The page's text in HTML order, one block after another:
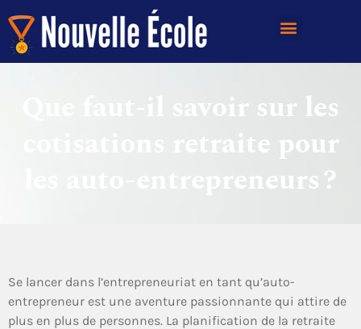
Que faut-il savoir sur les
cotisations retraite pour
les auto-entrepreneurs ?
Se lancer dans l’entrepreneuriat en tant qu’auto-
entrepreneur est une aventure passionnante qui attire de
plus en plus de personnes. La planification de la retraite